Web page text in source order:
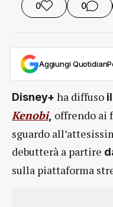
0 0
Aggiungi
Disney+ ha diffuso
Kenobi, offrendo ai
sguardo
debutterà a partire
sulla piattaforma